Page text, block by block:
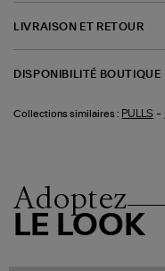
LIVRAISON ET RETOUR
DISPONIBILITÉ BOUTIQUE
Collections similaires : PULLS -
Adoptez
LE LOOK